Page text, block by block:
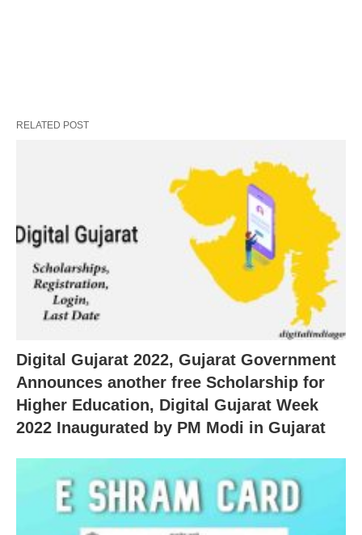
RELATED POST
Digital Gujarat 2022, Gujarat Government
Announces another free Scholarship for
Higher Education, Digital Gujarat Week
2022 Inaugurated by PM Modi in Gujarat